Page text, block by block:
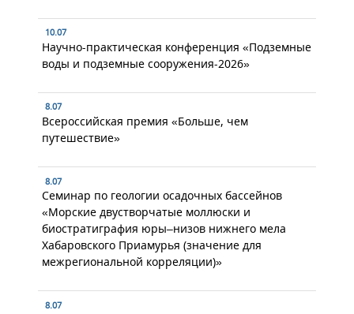
10.07
Научно-практическая конференция «Подземные
воды и подземные сооружения-2026»
8.07
Всероссийская премия «Больше, чем
путешествие»
8.07
Семинар по геологии осадочных бассейнов
«Морские двустворчатые моллюски и
биостратиграфия юры–низов нижнего мела
Хабаровского Приамурья (значение для
межрегиональной корреляции)»
8.07